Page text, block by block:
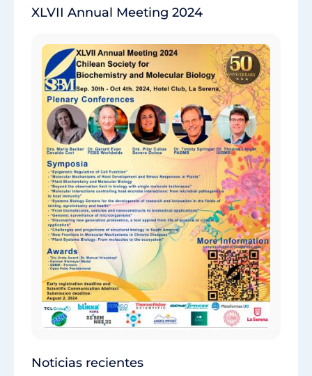
XLVII Annual Meeting 2024
Noticias recientes